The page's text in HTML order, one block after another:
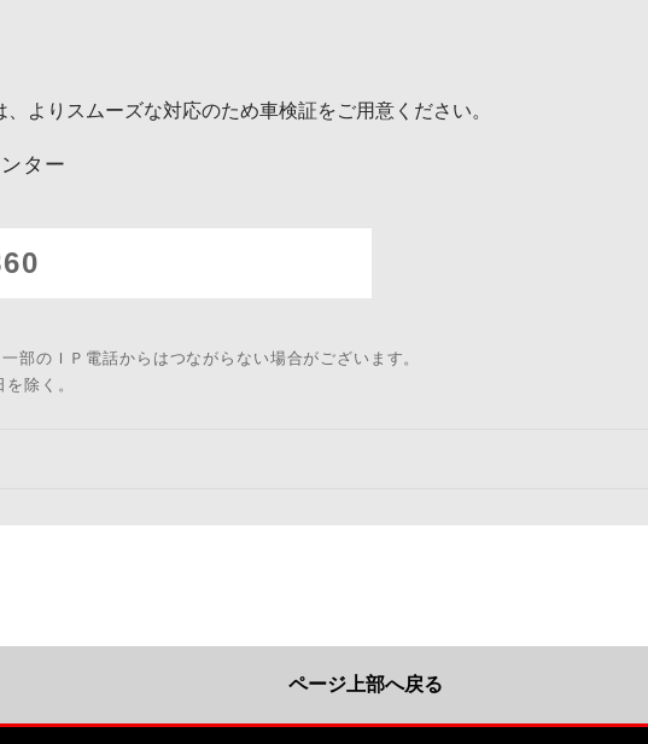
よりスムーズな対応のため車検証をご用意ください。
ター
部のＩＰ電話からはつながらない場合がございます。
除く。
ページ上部へ戻る